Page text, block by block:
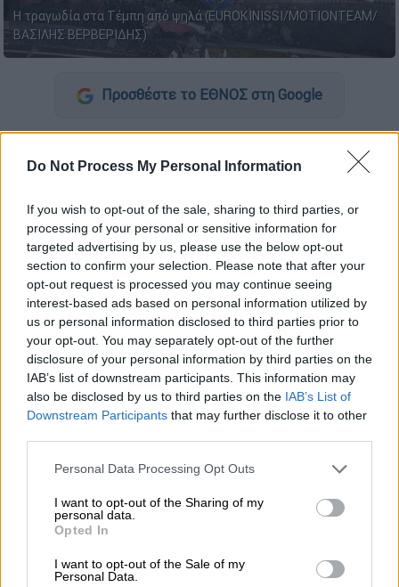
Do Not Process My Personal Information
If you wish to opt-out of the sale, sharing to third parties, or
processing of your personal or sensitive information for
targeted advertising by us, please use the below opt-out
section to confirm your selection. Please note that after your
opt-out request is processed you may continue seeing
interest-based ads based on personal information utilized by
us or personal information disclosed to third parties prior to
your opt-out. You may separately opt-out of the further
disclosure of your personal information by third parties on the
IAB’s list of downstream participants. This information may
also be disclosed by us to third parties on the IAB’s List of
Downstream Participants that may further disclose it to other
Please note that this website/app uses one or more Google
not limited to your visit or usage behaviour. You may click to
grant or deny consent to Google and its third-party tags to
use your data for below specified purposes in below Google
consent section.
Personal Data Processing Opt Outs
I want to opt-out of the Sharing of my
personal data.
Opted In
I want to opt-out of the Sale of my
Personal Data.
Η τραγωδία στα Τέμπη από ψηλά (EUROKINISSI/MOTIONTEAM/
ΒΑΣΙΛΗΣ ΒΕΡΒΕΡΙΔΗΣ)
Προσθέστε το ΕΘΝΟΣ στη Google
μπόρεσαν να ανασηκώσουν ολόκληρο τα
διασωστικά συνεργεία.
Όπως μετέδωσε ο δημοσιογράφος της ΕΡΤ
Βασίλης Σιώμος μιλώντας με τον Πρόεδρο
των Εθελοντών Διασωστών σύμφωνα με την
ενημέρωση που υπήρξε το πρωί από το
συντονιστή της επιχείρησης Διάσωσης θα
γίνει τεμαχισμός του βαγονιού που είναι
μεγάλο και θα γίνει μετακίνηση των
κομματιών, ενώ στην συνέχεια θα γίνει
έλεγχος αν υπάρχουν κάποια σημάδια
ανθρώπων και να μπορέσουν να
249236_1
Τα διασωστικά συνεργεία δεν έχουν
πρόσβαση για να μπορέσουν να μπουν μέσα